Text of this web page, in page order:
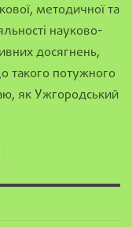
методичної та
науково-
досягнень,
такого потужного
як Ужгородський